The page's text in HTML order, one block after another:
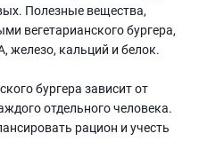
Полезные вещества,
вегетарианского бургера,
железо, кальций и белок.
бургера зависит от
отдельного человека.
рацион и учесть